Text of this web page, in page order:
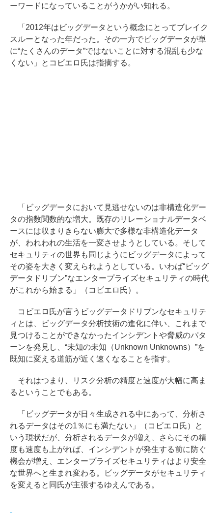
ーワードになっていることがうかがい知れる。
「2012年はビッグデータという概念にとってブレイク
スルーとなった年だった。その一方でビッグデータが単
に“たくさんのデータ”ではないことに対する混乱も少な
くない」とコビエロ氏は指摘する。
「ビッグデータにおいて見逃せないのは非構造化デー
タの指数関数的な増大。既存のリレーショナルデータベ
ースには収まりきらない膨大で多様な非構造化データ
が、われわれの生活を一変させようとしている。そして
セキュリティの世界も同じようにビッグデータによって
その姿を大きく変えられようとしている。いわば“ビッグ
データドリブン”なエンタープライズセキュリティの時代
がこれから始まる」（コビエロ氏）。
コビエロ氏が言うビッグデータドリブンなセキュリテ
ィとは、ビッグデータ分析技術の進化に伴い、これまで
見つけることができなかったインシデントや脅威のパタ
ーンを発見し、“未知の未知（Unknown Unknowns）”を
既知に変える道筋が近く速くなることを指す。
それはつまり、リスク分析の精度と速度が大幅に高ま
るということでもある。
「ビッグデータが日々生成される中にあって、分析さ
れるデータはその1％にも満たない」（コビエロ氏）と
いう現状だが、分析されるデータが増え、さらにその精
度も速度も上がれば、インシデントが発生する前に防ぐ
機会が増え、エンタープライズセキュリティはより安全
な世界へと生まれ変わる。ビッグデータがセキュリティ
を変えると同氏が主張するゆえんである。